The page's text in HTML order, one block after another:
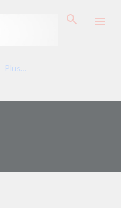
principal
Plus…